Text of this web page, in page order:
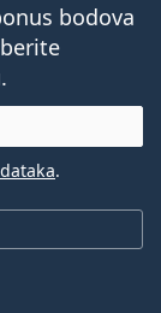
bodova
.